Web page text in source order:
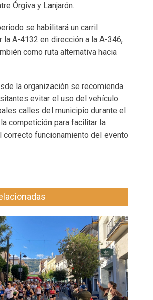
Órgiva y Lanjarón.
se habilitará un carril
la A-4132 en dirección a la A-346,
como ruta alternativa hacia
la organización se recomienda
evitar el uso del vehículo
calles del municipio durante el
competición para facilitar la
correcto funcionamiento del evento